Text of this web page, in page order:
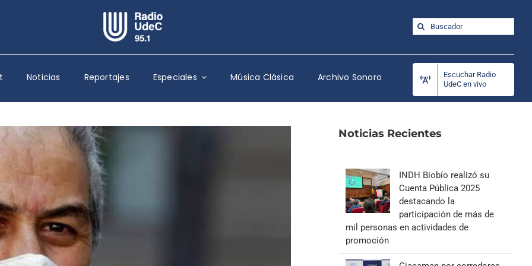
Escuchar Radio UdeC en vivo
Quiénes Somos
Programación
Podcast
Reportajes
Buscar:
Noticias Reportajes Especiales Música Clásica Archivo Sonoro
Escuchar Radio
UdeC en vivo
Noticias Recientes
INDH Biobío realizó su
Cuenta Pública 2025
destacando la
participación de más de
mil personas en actividades de
promoción